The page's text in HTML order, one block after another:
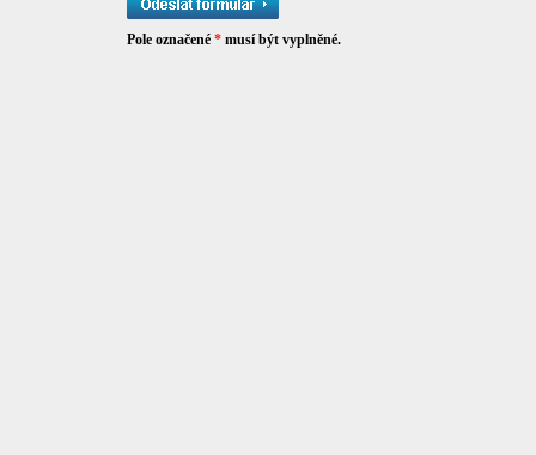
Pole označené * musí být vyplněné.